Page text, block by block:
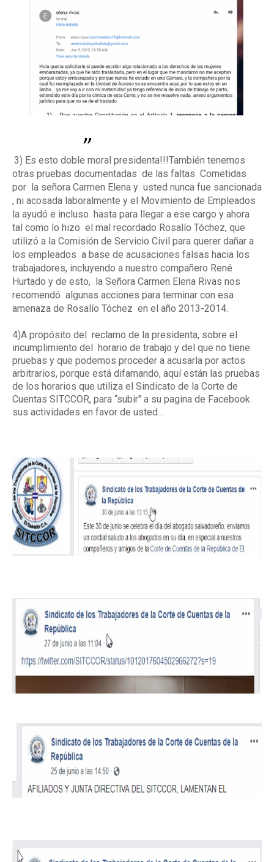
3) Es esto doble moral presidenta!!!También tenemos
otras pruebas documentadas de las faltas Cometidas
por la señora Carmen Elena y usted nunca fue sancionada
, ni acosada laboralmente y el Movimiento de Empleados
la ayudó e incluso hasta para llegar a ese cargo y ahora
tal como lo hizo el mal recordado Rosalío Tóchez, que
utilizó a la Comisión de Servicio Civil para querer dañar a
los empleados a base de acusaciones falsas hacia los
trabajadores, incluyendo a nuestro compañero René
Hurtado y de esto, la Señora Carmen Elena Rivas nos
recomendó algunas acciones para terminar con esa
amenaza de Rosalío Tóchez en el año 2013-2014.
4)A propósito del reclamo de la presidenta, sobre el
incumplimiento del horario de trabajo y del que no tiene
pruebas y que podemos proceder a acusarla por actos
arbitrarios, porque está difamando, aquí están las pruebas
de los horarios que utiliza el Sindicato de la Corte de
Cuentas SITCCOR, para “subir" a su pagina de Facebook
sus actividades en favor de usted…